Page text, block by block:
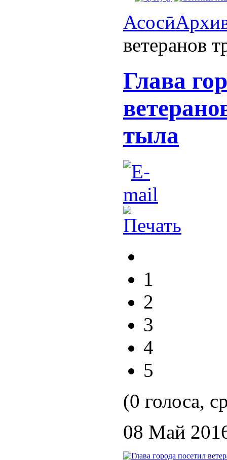
Асосӣ
ветеранов
Глава
тыла
1
2
3
4
5
(0 голоса,
08 Май